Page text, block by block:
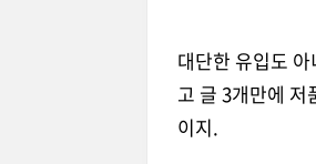
대단한 유입도
고 글 3개만에
이지.